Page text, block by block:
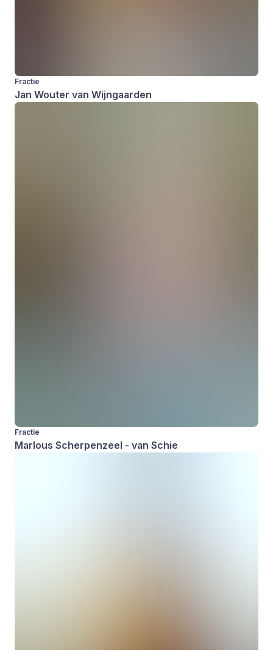
Fractie
Jan Wouter van Wijngaarden
Fractie
Marlous Scherpenzeel - van Schie